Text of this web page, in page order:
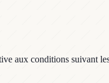
aux conditions suivant